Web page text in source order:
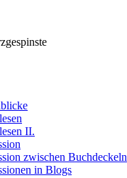
II.
zwischen Buchdeckeln
in Blogs